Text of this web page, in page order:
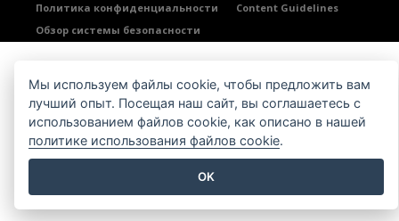
Политика конфиденциальности
Content Guidelines
Обзор системы безопасности
Мы используем файлы cookie, чтобы предложить вам
лучший опыт. Посещая наш сайт, вы соглашаетесь с
использованием файлов cookie, как описано в нашей
политике использования файлов cookie.
OK